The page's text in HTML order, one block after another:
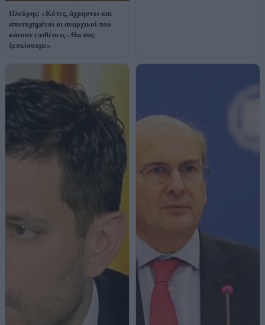
Πλεύρης: «Κότες, άχρηστοι και
αποτυχημένοι οι αναρχικοί που
κάνουν επιθέσεις - Θα σας
ξεσκίσουμε»